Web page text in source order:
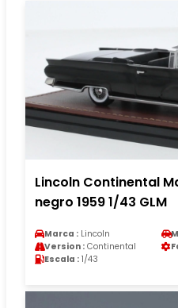
Lincoln Continental
negro 1959 1/43 GLM
Marca : Lincoln
Version : Continental
Escala : 1/43